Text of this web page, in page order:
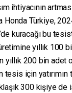
ihtiyacının
Türkiye,
kuracağı bu
yıllık 100
200 bin adet
için
300 kişiye de